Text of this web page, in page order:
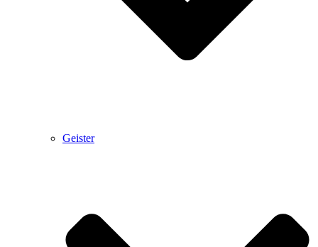
Geister